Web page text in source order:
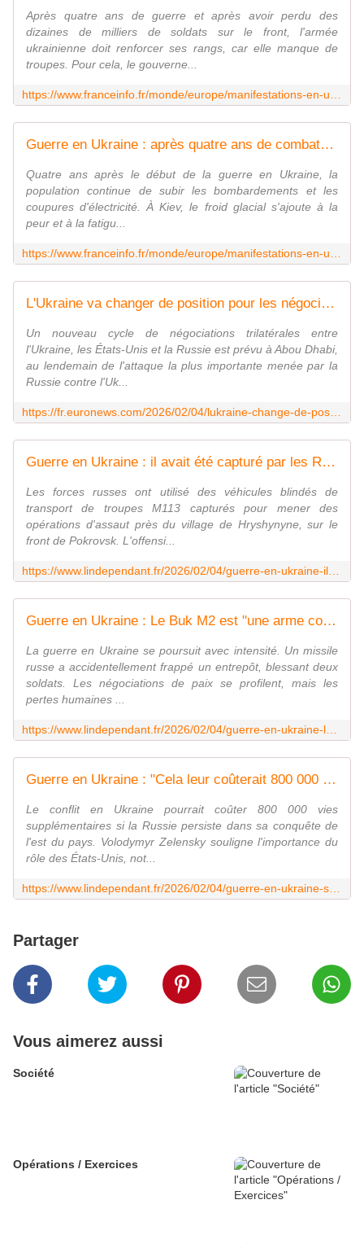
Après quatre ans de guerre et après avoir perdu des
dizaines de milliers de soldats sur le front, l'armée
ukrainienne doit renforcer ses rangs, car elle manque de
troupes. Pour cela, le gouverne...
Guerre en Ukraine : après quatre ans de combats, les civils résistent au froid et aux frappes
Quatre ans après le début de la guerre en Ukraine, la
population continue de subir les bombardements et les
coupures d'électricité. À Kiev, le froid glacial s'ajoute à la
peur et à la fatigu...
L'Ukraine va changer de position pour les négociations d'Abou Dhabi après l'attaque de la Russie
Un nouveau cycle de négociations trilatérales entre
l'Ukraine, les États-Unis et la Russie est prévu à Abou Dhabi,
au lendemain de l'attaque la plus importante menée par la
Russie contre l'Uk...
Guerre en Ukraine : il avait été capturé par les Russes... Les Ukrainiens se vengent et détruisent un char blindé M113 américain
Les forces russes ont utilisé des véhicules blindés de
transport de troupes M113 capturés pour mener des
opérations d'assaut près du village de Hryshynyne, sur le
front de Pokrovsk. L'offensi...
Guerre en Ukraine : Le Buk M2 est "une arme conçue pour protéger les troupes russes au sol"... Un missile dévie de sa trajectoire, deux soldats et un entrepôt de véhicules touchés
La guerre en Ukraine se poursuit avec intensité. Un missile
russe a accidentellement frappé un entrepôt, blessant deux
soldats. Les négociations de paix se profilent, mais les
pertes humaines ...
Guerre en Ukraine : "Cela leur coûterait 800 000 morts...", Zelensky prévient la Russie si elle persiste dans sa tentative de conquête de l'est de l'Ukraine
Le conflit en Ukraine pourrait coûter 800 000 vies
supplémentaires si la Russie persiste dans sa conquête de
l'est du pays. Volodymyr Zelensky souligne l'importance du
rôle des États-Unis, not...
Partager
Vous aimerez aussi
Société
Opérations / Exercices